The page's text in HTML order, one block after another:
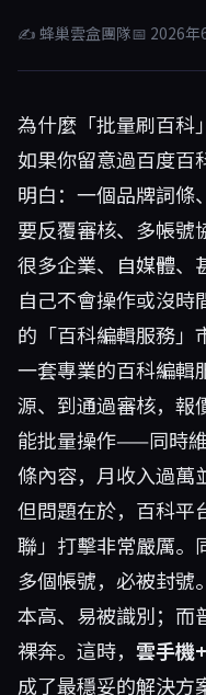
✍ 蜂巢雲盒團隊📅 2026年
為什麼「批量刷百科
如果你留意過百度百
明白：一個品牌詞條
要反覆審核、多帳號
很多企業、自媒體、
自己不會操作或沒時
的「百科編輯服務」
一套專業的百科編輯
源、到通過審核，報
能批量操作——同時
條內容，月收入過萬
但問題在於，百科平
聯」打擊非常嚴厲。
多個帳號，必被封號
本高、易被識別；而
裸奔。這時， 雲手機
成了最穩妥的解決方